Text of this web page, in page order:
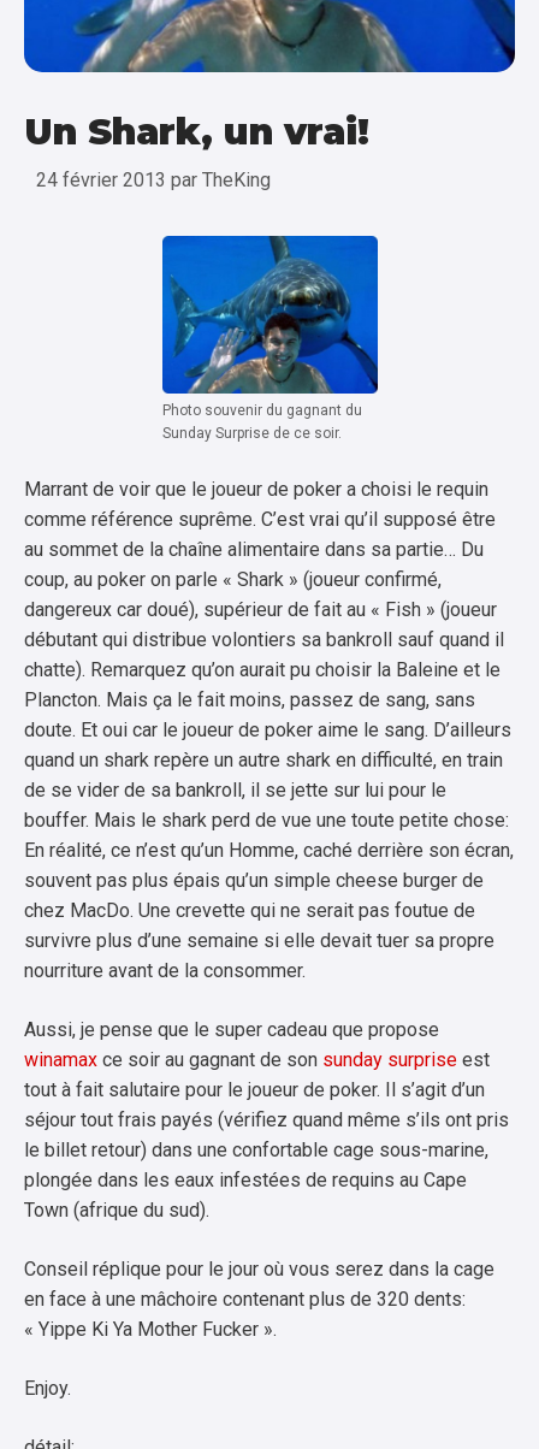
Un Shark, un vrai!
24 février 2013 par TheKing
Photo souvenir du gagnant du
Sunday Surprise de ce soir.
Marrant de voir que le joueur de poker a choisi le requin
comme référence suprême. C’est vrai qu’il supposé être
au sommet de la chaîne alimentaire dans sa partie… Du
coup, au poker on parle « Shark » (joueur confirmé,
dangereux car doué), supérieur de fait au « Fish » (joueur
débutant qui distribue volontiers sa bankroll sauf quand il
chatte). Remarquez qu’on aurait pu choisir la Baleine et le
Plancton. Mais ça le fait moins, passez de sang, sans
doute. Et oui car le joueur de poker aime le sang. D’ailleurs
quand un shark repère un autre shark en difficulté, en train
de se vider de sa bankroll, il se jette sur lui pour le
bouffer. Mais le shark perd de vue une toute petite chose:
En réalité, ce n’est qu’un Homme, caché derrière son écran,
souvent pas plus épais qu’un simple cheese burger de
chez MacDo. Une crevette qui ne serait pas foutue de
survivre plus d’une semaine si elle devait tuer sa propre
nourriture avant de la consommer.
Aussi, je pense que le super cadeau que propose
winamax ce soir au gagnant de son sunday surprise est
tout à fait salutaire pour le joueur de poker. Il s’agit d’un
séjour tout frais payés (vérifiez quand même s’ils ont pris
le billet retour) dans une confortable cage sous-marine,
plongée dans les eaux infestées de requins au Cape
Town (afrique du sud).
Conseil réplique pour le jour où vous serez dans la cage
en face à une mâchoire contenant plus de 320 dents:
« Yippe Ki Ya Mother Fucker ».
Enjoy.